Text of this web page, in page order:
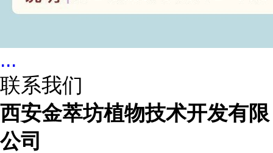
...
联系我们
西安金萃坊植物技术开发有限
公司